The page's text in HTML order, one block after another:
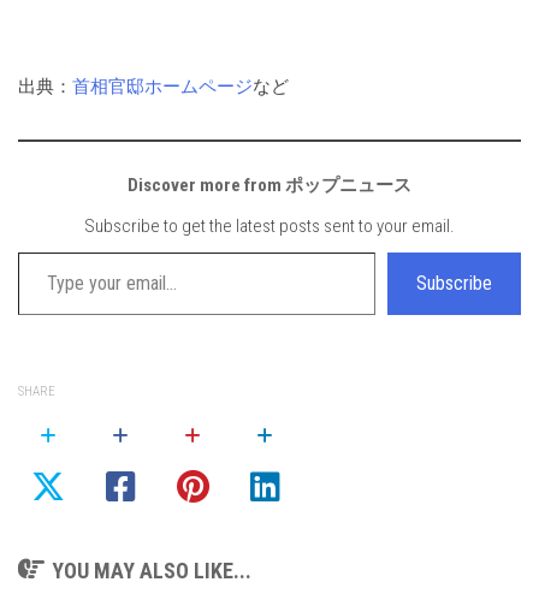
出典： 首相官邸ホームページなど
Discover more from ポップニュース
Subscribe to get the latest posts sent to your email.
Type your email…
Subscribe
SHARE
YOU MAY ALSO LIKE...